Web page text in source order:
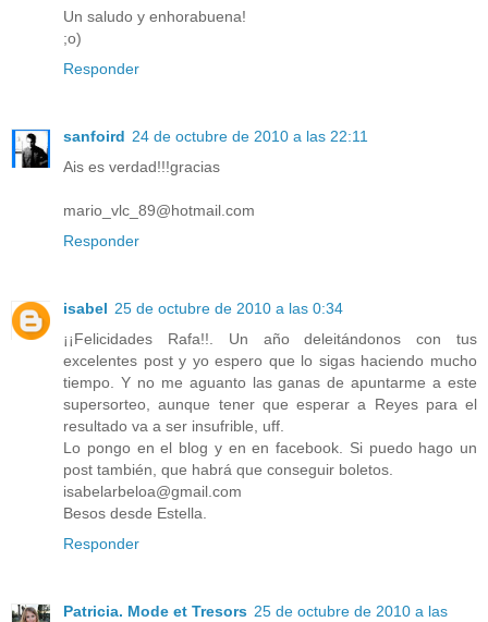
Un saludo y enhorabuena!
;o)
Responder
sanfoird 24 de octubre de 2010 a las 22:11
Ais es verdad!!!gracias
mario_vlc_89@hotmail.com
Responder
isabel 25 de octubre de 2010 a las 0:34
¡¡Felicidades Rafa!!. Un año deleitándonos con tus
excelentes post y yo espero que lo sigas haciendo mucho
tiempo. Y no me aguanto las ganas de apuntarme a este
supersorteo, aunque tener que esperar a Reyes para el
resultado va a ser insufrible, uff.
Lo pongo en el blog y en en facebook. Si puedo hago un
post también, que habrá que conseguir boletos.
isabelarbeloa@gmail.com
Besos desde Estella.
Responder
Patricia. Mode et Tresors 25 de octubre de 2010 a las